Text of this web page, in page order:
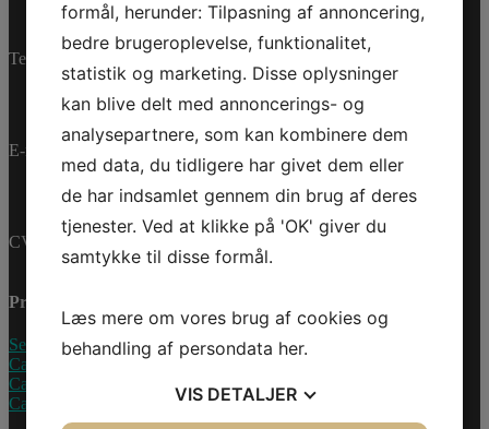
Telefon: +45 70 200 600
E-mail: info@jettrade.dk
CVR-nummer: 27233678
Produkter
Sea-Doo Vandscooter
Can-Am ATV
Can-Am UTV
Can-Am Roadster
formål, herunder: Tilpasning af annoncering,
bedre brugeroplevelse, funktionalitet,
statistik og marketing. Disse oplysninger
kan blive delt med annoncerings- og
analysepartnere, som kan kombinere dem
med data, du tidligere har givet dem eller
de har indsamlet gennem din brug af deres
tjenester. Ved at klikke på 'OK' giver du
samtykke til disse formål.
Læs mere om vores brug af cookies og
behandling af persondata her.
VIS DETALJER